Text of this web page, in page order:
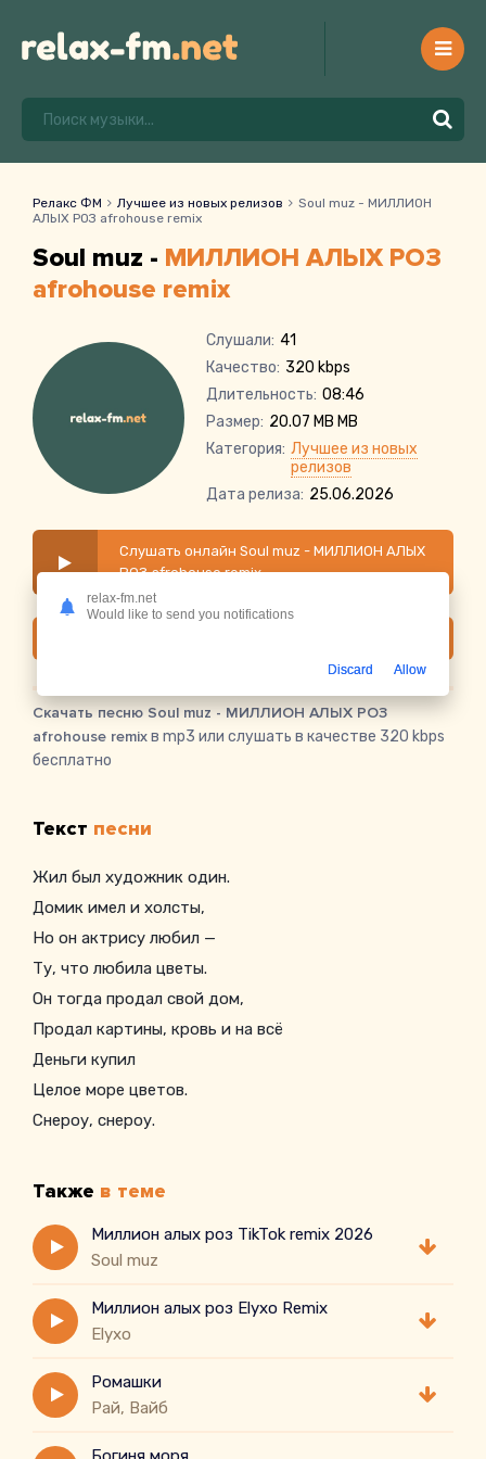
Релакс ФМ Лучшее из новых релизов
Soul muz - МИЛЛИОН
АЛЫХ РОЗ afrohouse remix
Soul muz - МИЛЛИОН АЛЫХ РОЗ
afrohouse remix
Слушали: 41
Качество: 320 kbps
Длительность: 08:46
Размер: 20.07 MB MB
Категория: Лучшее из новых
релизов
Дата релиза: 25.06.2026
Слушать онлайн Soul muz - МИЛЛИОН АЛЫХ
РОЗ afrohouse remix
Скачать песню Soul muz - МИЛЛИОН АЛЫХ РОЗ
afrohouse remixв mp3 или слушать в качестве 320 kbps
бесплатно
Текст песни
Жил был художник один.
Домик имел и холсты,
Но он актрису любил —
Ту, что любила цветы.
Он тогда продал свой дом,
Продал картины, кровь и на всё
Деньги купил
Целое море цветов.
Снероу, снероу.
Также в теме
Миллион алых роз TikTok remix 2026
Soul muz
Миллион алых роз Elyxo Remix
Elyxo
Ромашки
Рай, Вайб
relax-fm.net
Would like to send you notifications
Discard Allow